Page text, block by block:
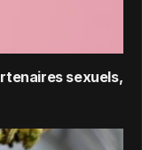
sexuels,